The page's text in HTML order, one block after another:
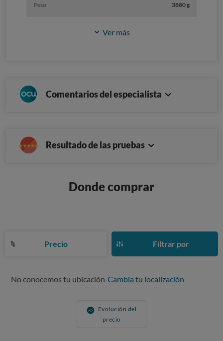
Peso 3880 g
Ver más
Comentarios del especialista
Resultado de las pruebas
Donde comprar
Precio Filtrar por
No conocemos tu ubicación Cambia tu localización
Evolución del
precio